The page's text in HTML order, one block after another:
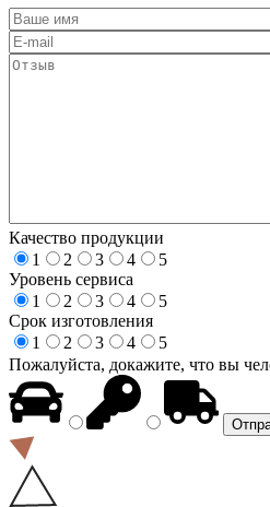
Качество продукции
1
2 3 4
5
Уровень сервиса
1
2 3 4
5
Срок изготовления
1
2 3 4
5
Пожалуйста, докажите, что вы